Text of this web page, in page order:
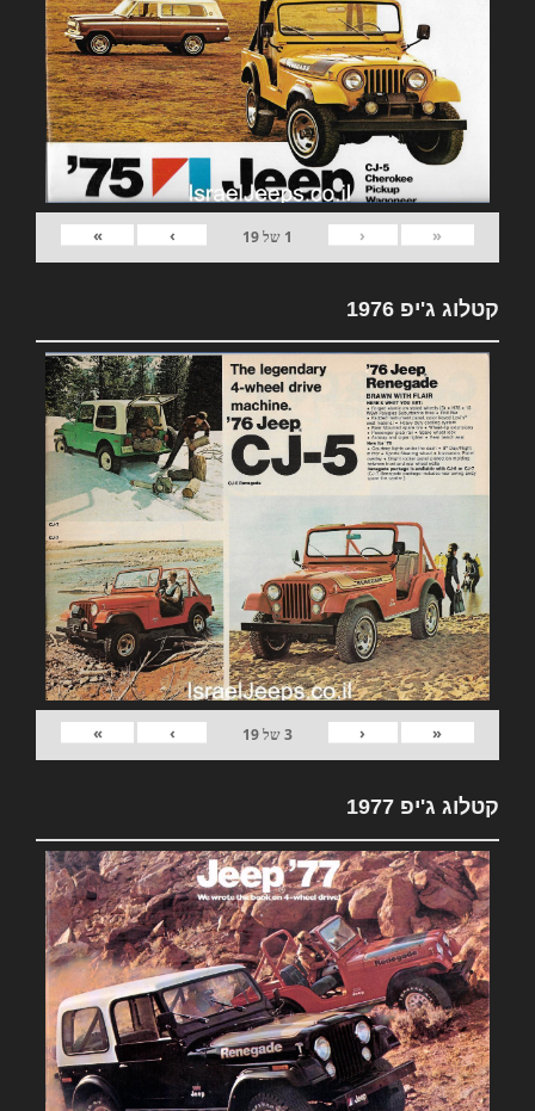
«
‹
1 של19
›
»
קטלוג ג'יפ 1976
«
‹
3של19
›
»
קטלוג ג'יפ 1977